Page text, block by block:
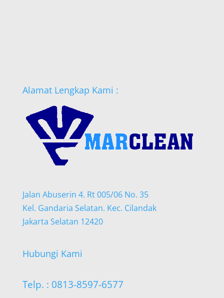
Alamat Lengkap Kami :
Jalan Abuserin 4. Rt 005/06 No. 35
Kel. Gandaria Selatan. Kec. Cilandak
Jakarta Selatan 12420
Hubungi Kami
Telp. : 0813-8597-6577